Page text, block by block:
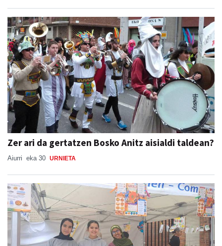
Zer ari da gertatzen Bosko Anitz aisialdi taldean?
Aiurri eka 30 URNIETA